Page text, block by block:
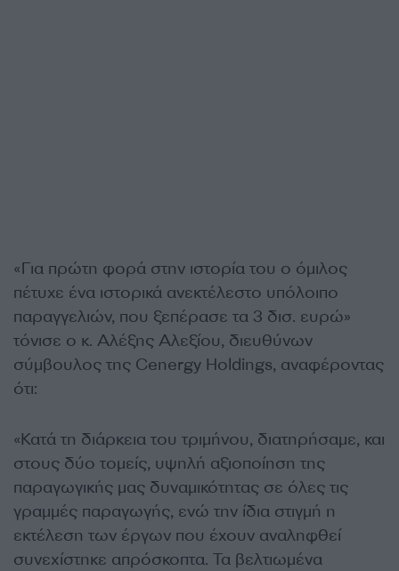
«Για πρώτη φορά στην ιστορία του ο όμιλος
πέτυχε ένα ιστορικά ανεκτέλεστο υπόλοιπο
παραγγελιών, που ξεπέρασε τα 3 δισ. ευρώ»
τόνισε ο κ. Αλέξης Αλεξίου, διευθύνων
σύμβουλος της Cenergy Holdings, αναφέροντας
ότι:
«Κατά τη διάρκεια του τριμήνου, διατηρήσαμε, και
στους δύο τομείς, υψηλή αξιοποίηση της
παραγωγικής μας δυναμικότητας σε όλες τις
γραμμές παραγωγής, ενώ την ίδια στιγμή η
εκτέλεση των έργων που έχουν αναληφθεί
συνεχίστηκε απρόσκοπτα. Τα βελτιωμένα